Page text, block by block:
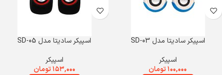
اسپیکر سادیتا مدل SD-03
اسپیکر
۱۰۰,۰۰۰تومان
اسپیکر سادیتا مدل SD-05
اسپیکر
۱۵۳,۰۰۰تومان